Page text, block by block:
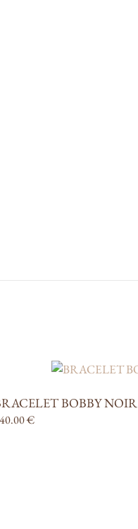
BOBBY NOIR
€